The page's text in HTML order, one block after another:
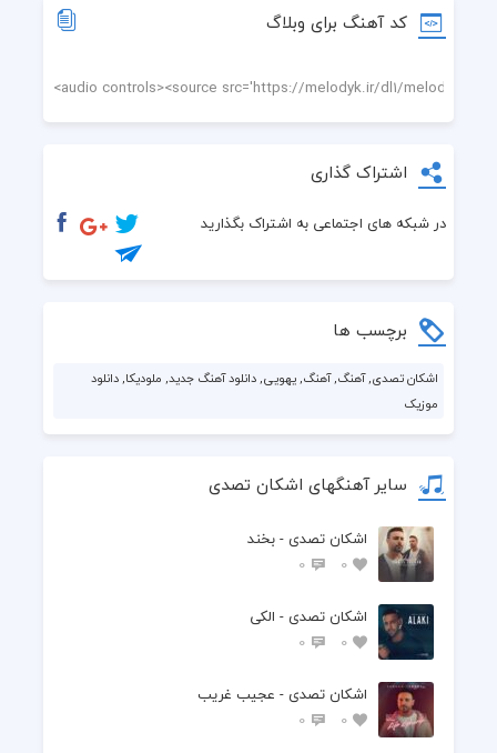
کد آهنگ برای وبلاگ
اشتراک گذاری
در شبکه های اجتماعی به اشتراک بگذارید
برچسب ها
اشکان تصدی, آهنگ, آهنگ, یهویی, دانلود آهنگ جدید, ملودیکا, دانلود
موزیک
سایر آهنگهای اشکان تصدی
اشکان تصدی - بخند
0
0
اشکان تصدی - الکی
0
0
اشکان تصدی - عجیب غریب
0
0